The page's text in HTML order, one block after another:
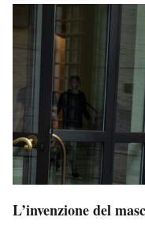
L’invenzione del